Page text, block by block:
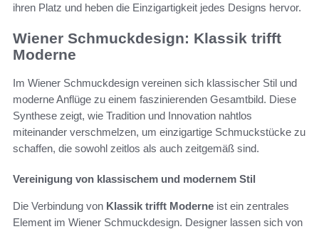
ihren Platz und heben die Einzigartigkeit jedes Designs hervor.
Wiener Schmuckdesign: Klassik trifft
Moderne
Im Wiener Schmuckdesign vereinen sich klassischer Stil und
moderne Anflüge zu einem faszinierenden Gesamtbild. Diese
Synthese zeigt, wie Tradition und Innovation nahtlos
miteinander verschmelzen, um einzigartige Schmuckstücke zu
schaffen, die sowohl zeitlos als auch zeitgemäß sind.
Vereinigung von klassischem und modernem Stil
Die Verbindung von Klassik trifft Moderne ist ein zentrales
Element im Wiener Schmuckdesign. Designer lassen sich von